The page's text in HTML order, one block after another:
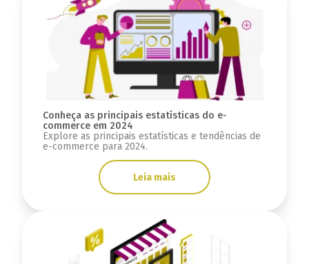
Conheça as principais estatísticas do e-
commerce em 2024
Explore as principais estatísticas e tendências de
e-commerce para 2024.
Leia mais